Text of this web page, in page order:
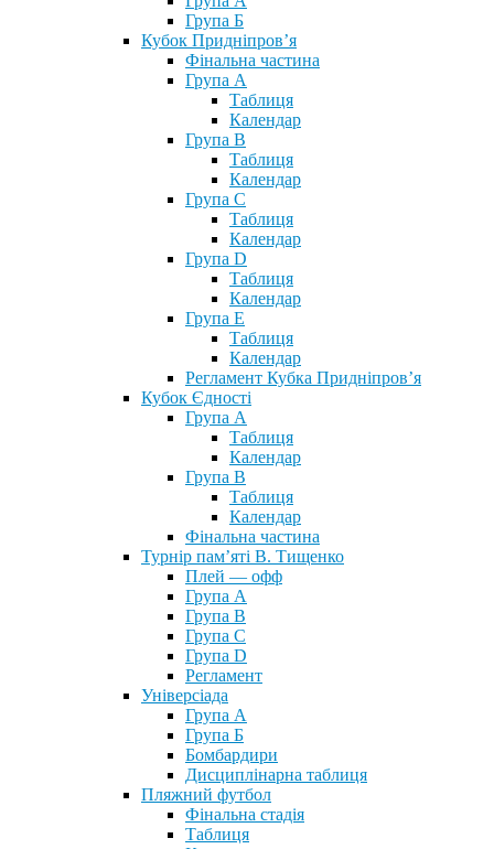
Група Б
Кубок Придніпров’я
Фінальна частина
Група А
Таблиця
Календар
Група В
Таблиця
Календар
Група С
Таблиця
Календар
Група D
Таблиця
Календар
Група Е
Таблиця
Календар
Регламент Кубка Придніпров’я
Кубок Єдності
Група А
Таблиця
Календар
Група В
Таблиця
Календар
Фінальна частина
Турнір пам’яті В. Тищенко
Плей — офф
Група А
Група B
Група С
Група D
Регламент
Універсіада
Група А
Група Б
Бомбардири
Дисциплінарна таблиця
Пляжний футбол
Фінальна стадія
Таблиця